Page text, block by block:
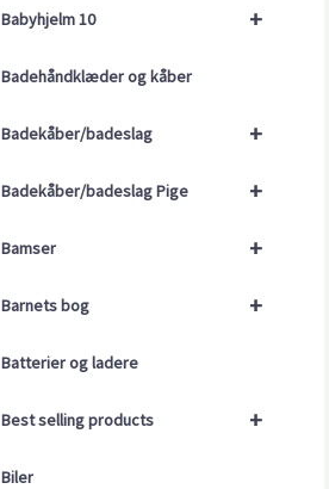
+
Babyhjelm 10
Badehåndklæder og kåber
+
Badekåber/badeslag
+
Badekåber/badeslag Pige
+
Bamser
+
Barnets bog
Batterier og ladere
+
Best selling products
Biler